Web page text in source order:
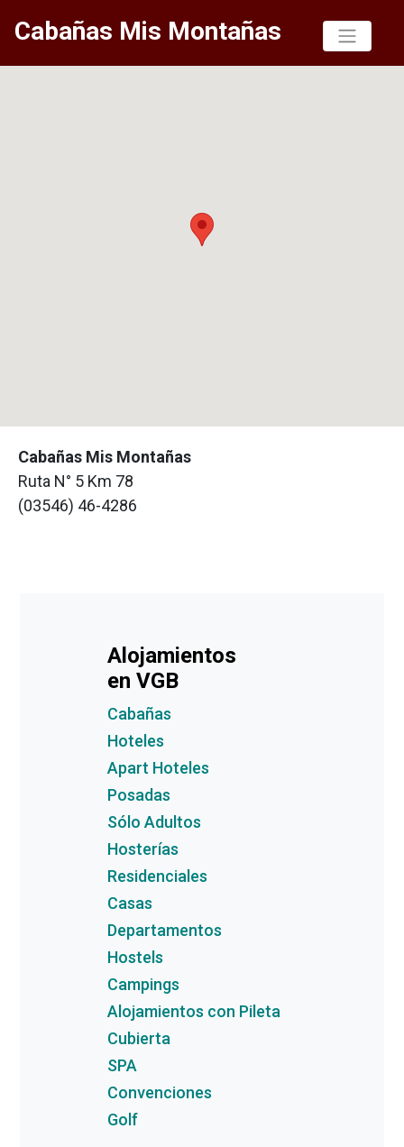
Cabañas Mis Montañas
Cabañas Mis Montañas
Ruta N° 5 Km 78
(03546) 46-4286
Alojamientos
en VGB
Cabañas
Hoteles
Apart Hoteles
Posadas
Sólo Adultos
Hosterías
Residenciales
Casas
Departamentos
Hostels
Campings
Alojamientos con Pileta
Cubierta
SPA
Convenciones
Golf